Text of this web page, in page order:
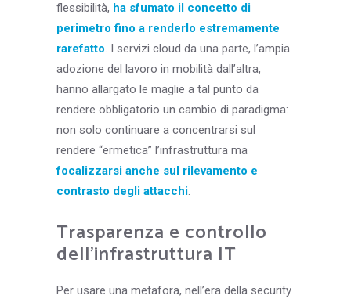
flessibilità, ha sfumato il concetto di
perimetro fino a renderlo estremamente
rarefatto. I servizi cloud da una parte, l’ampia
adozione del lavoro in mobilità dall’altra,
hanno allargato le maglie a tal punto da
rendere obbligatorio un cambio di paradigma:
non solo continuare a concentrarsi sul
rendere “ermetica” l’infrastruttura ma
focalizzarsi anche sul rilevamento e
contrasto degli attacchi.
Trasparenza e controllo
dell’infrastruttura IT
Per usare una metafora, nell’era della security